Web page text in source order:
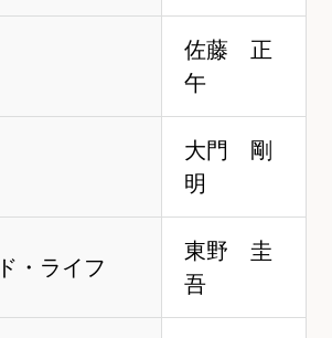
佐藤 正
午
大門 剛
明
・ライフ
東野 圭
吾